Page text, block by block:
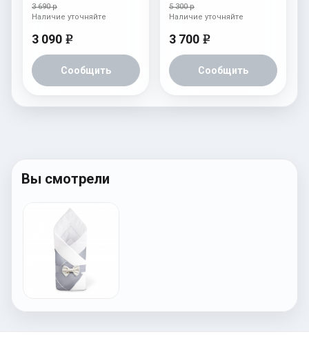
3 690 р
3 090 e
Сообщить
Наличие уточняйте
5 300 р
3 700 e
Сообщить
Наличие уточняйте
Вы смотрели